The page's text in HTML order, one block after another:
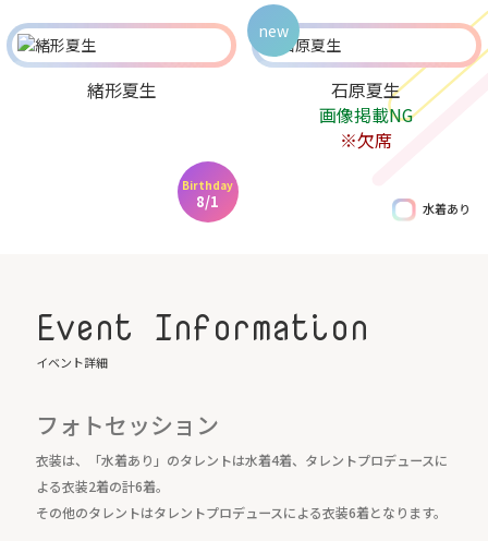
Birthday
8/1
緒形夏生
石原夏生
画像掲載NG
※欠席
new
水着あり
Event Information
イベント詳細
フォトセッション
衣装は、「水着あり」のタレントは水着4着、タレントプロデュースに
よる衣装2着の計6着。
その他のタレントはタレントプロデュースによる衣装6着となります。